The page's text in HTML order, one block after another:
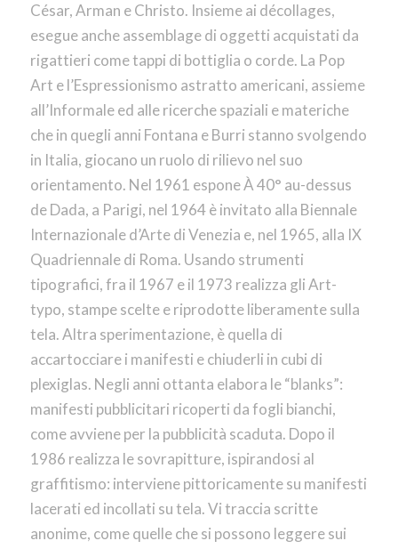
César, Arman e Christo. Insieme ai décollages,
esegue anche assemblage di oggetti acquistati da
rigattieri come tappi di bottiglia o corde. La Pop
Art e l’Espressionismo astratto americani, assieme
all’Informale ed alle ricerche spaziali e materiche
che in quegli anni Fontana e Burri stanno svolgendo
in Italia, giocano un ruolo di rilievo nel suo
orientamento. Nel 1961 espone À 40° au-dessus
de Dada, a Parigi, nel 1964 è invitato alla Biennale
Internazionale d’Arte di Venezia e, nel 1965, alla IX
Quadriennale di Roma. Usando strumenti
tipografici, fra il 1967 e il 1973 realizza gli Art-
typo, stampe scelte e riprodotte liberamente sulla
tela. Altra sperimentazione, è quella di
accartocciare i manifesti e chiuderli in cubi di
plexiglas. Negli anni ottanta elabora le “blanks”:
manifesti pubblicitari ricoperti da fogli bianchi,
come avviene per la pubblicità scaduta. Dopo il
1986 realizza le sovrapitture, ispirandosi al
graffitismo: interviene pittoricamente su manifesti
lacerati ed incollati su tela. Vi traccia scritte
anonime, come quelle che si possono leggere sui